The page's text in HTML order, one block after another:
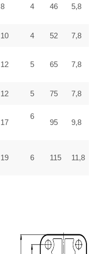
8 4 46 5,8
10 4 52 7,8
12 5 65 7,8
12 5 75 7,8
17
6
95 9,8
19 6 115 11,8